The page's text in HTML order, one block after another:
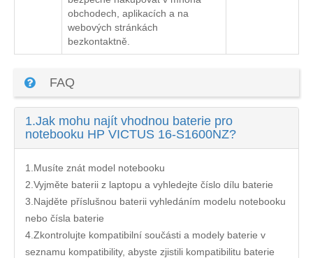
obchodech, aplikacích a na
webových stránkách
bezkontaktně.
FAQ
1.Jak mohu najít vhodnou baterie pro
notebooku HP VICTUS 16-S1600NZ?
1.Musíte znát model notebooku
2.Vyjměte baterii z laptopu a vyhledejte číslo dílu baterie
3.Najděte příslušnou baterii vyhledáním modelu notebooku
nebo čísla baterie
4.Zkontrolujte kompatibilní součásti a modely baterie v
seznamu kompatibility, abyste zjistili kompatibilitu baterie